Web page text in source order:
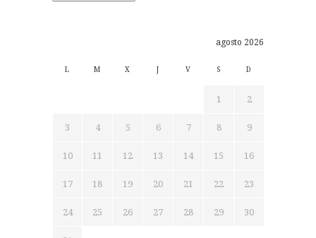
agosto 2026
L M X J V S D
1 2
3 4 5 6 7 8 9
10 11 12 13 14 15 16
17 18 19 20 21 22 23
24 25 26 27 28 29 30